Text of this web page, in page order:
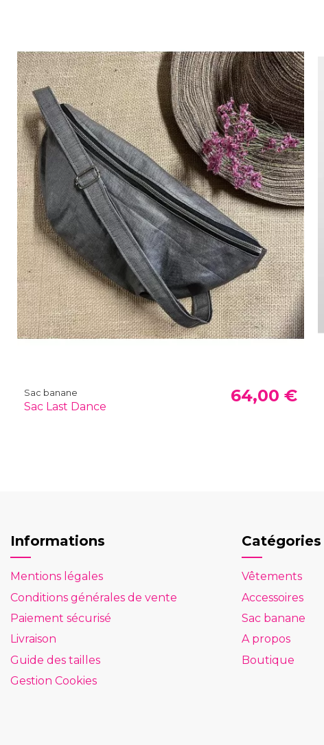
Sac banane
Sac Last Dance
64,00 €
Informations
Mentions légales
Conditions générales de vente
Paiement sécurisé
Livraison
Guide des tailles
Gestion Cookies
Catégories
Vêtements
Accessoires
Sac banane
A propos
Boutique